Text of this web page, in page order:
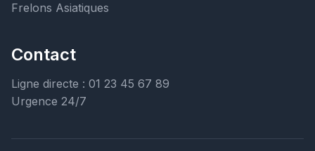
Frelons Asiatiques
Contact
Ligne directe : 01 23 45 67 89
Urgence 24/7